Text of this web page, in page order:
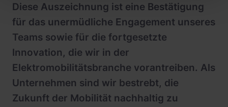
Diese Auszeichnung ist eine Bestätigung
für das unermüdliche Engagement unseres
Teams sowie für die fortgesetzte
Innovation, die wir in der
Elektromobilitätsbranche vorantreiben. Als
Unternehmen sind wir bestrebt, die
Zukunft der Mobilität nachhaltig zu